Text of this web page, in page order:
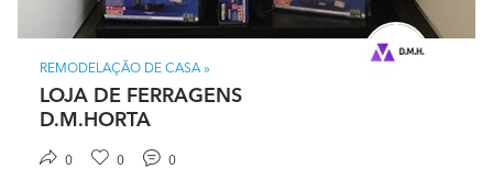
REMODELAÇÃO DE CASA »
LOJA DE FERRAGENS
D.M.HORTA
0 0 0